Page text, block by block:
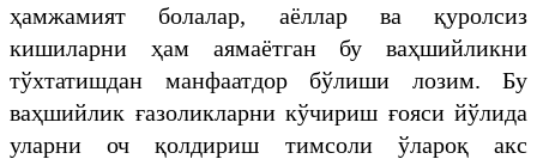
ҳамжамият болалар, аёллар ва қуролсиз
кишиларни ҳам аямаётган бу ваҳшийликни
тўхтатишдан манфаатдор бўлиши лозим. Бу
ваҳшийлик ғазоликларни кўчириш ғояси йўлида
уларни оч қолдириш тимсоли ўлароқ акс